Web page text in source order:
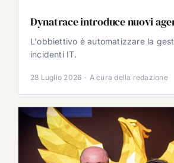
Dynatrace introduce nuovi
L'obbiettivo è automatizzare la
incidenti IT.
28 Luglio 2026 · A cura della redazione